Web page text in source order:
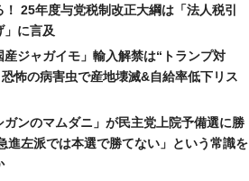
！ 25年度与党税制改正大綱は「法人税引
」に言及
産ジャガイモ」輸入解禁は“トランプ対
怖の病害虫で産地壊滅&自給率低下リス
ガンのマムダニ」が民主党上院予備選に勝
進左派では本選で勝てない」という常識を